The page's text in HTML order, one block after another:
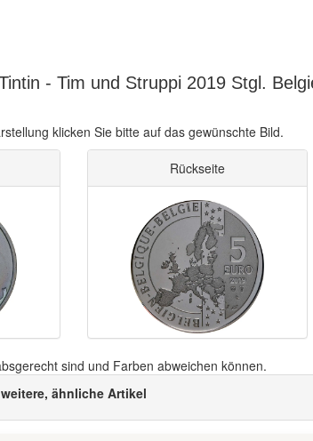
- Tim und Struppi 2019 Stgl.
klicken Sie bitte auf das gewünschte Bild.
Rückseite
sind und Farben abweichen können.
weitere, ähnliche Artikel